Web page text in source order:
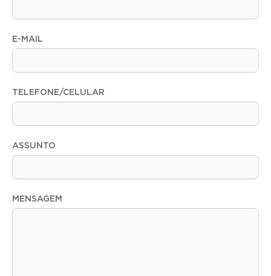
E-MAIL
TELEFONE/CELULAR
ASSUNTO
MENSAGEM